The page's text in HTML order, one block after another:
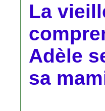
La
Adèle
sa